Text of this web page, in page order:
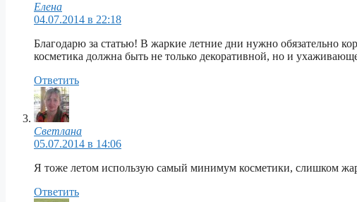
Елена
04.07.2014 в 22:18
Благодарю за статью! В жаркие летние дни нужно обязательно
косметика должна быть не только декоративной, но и
Ответить
Светлана
05.07.2014 в 14:06
Я тоже летом использую самый минимум косметики, слишком
Ответить